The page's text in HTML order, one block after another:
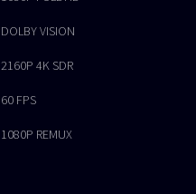
DOLBY VISION
2160P 4K SDR
60 FPS
1080P REMUX